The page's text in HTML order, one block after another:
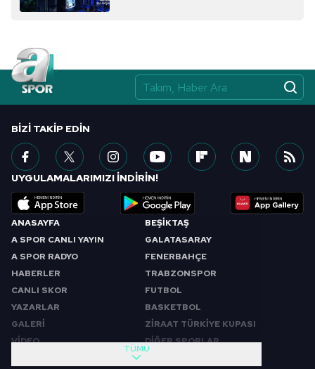
ANASAYFA
A SPOR CANLI YAYIN
A SPOR RADYO
HABERLER
CANLI SKOR
YAZARLAR
GALERİ
VİDEO
BEŞİKTAŞ
GALATASARAY
FENERBAHÇE
TRABZONSPOR
FUTBOL
BASKETBOL
ZİRAAT TÜRKİYE KUPASI
DİĞER SPORLAR
TÜMÜ
BIZI TAKIP EDIN
UYGULAMALARIMIZI İNDİRİN!